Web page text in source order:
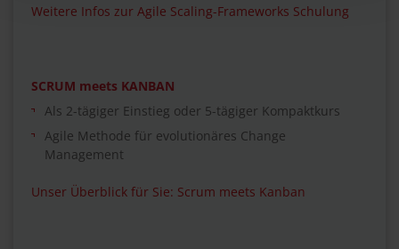
Weitere Infos zur Agile Scaling-Frameworks Schulung
SCRUM meets KANBAN
Als 2-tägiger Einstieg oder 5-tägiger Kompaktkurs
Agile Methode für evolutionäres Change
Management
Unser Überblick für Sie: Scrum meets Kanban